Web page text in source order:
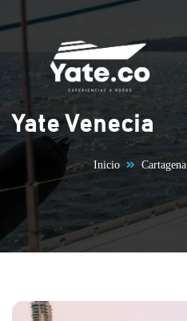
Saltar al contenido
Yate Venecia
Inicio Cartagena